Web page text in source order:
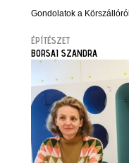
Gondolatok a Körszállóról
ÉPÍTÉSZET
BORSAI SZANDRA